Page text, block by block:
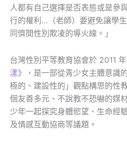
人都有自己選擇是否表態或是參
行的權利…（老師）要避免讓學
同儕間性別欺凌的導火線。」
台灣性別平等教育協會於 2011
漾》，是一部從青少女主體意識
極的、建設性的」觀點構思的性
個友善多元、不說教不恐嚇的媒
少年一起探究身體慾望、生命經
及情感互動協商等議題。